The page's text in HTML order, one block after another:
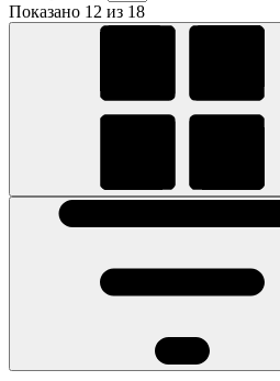
Показано 12 из 18